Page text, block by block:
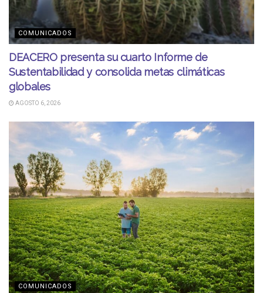
COMUNICADOS
DEACERO presenta su cuarto Informe de
Sustentabilidad y consolida metas climáticas
globales
AGOSTO 6, 2026
COMUNICADOS